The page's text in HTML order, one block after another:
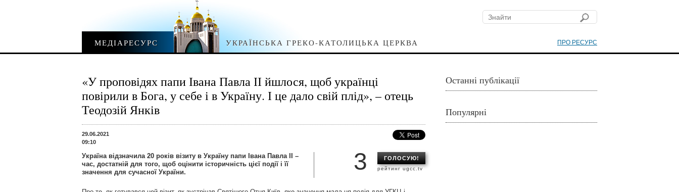
ПРО РЕСУРС
МЕДІАРЕСУРС УКРАЇНСЬКА ГРЕКО-КАТОЛИЦЬКА ЦЕРКВА
«У проповідях папи Івана Павла ІІ йшлося, щоб українці
повірили в Бога, у себе і в Україну. І це дало свій плід», – отець
Теодозій Янків
29.06.2021
09:10
ГОЛОСУЮ!
рейтинг ugcc.tv
3
Україна відзначила 20 років візиту в Україну папи Івана Павла ІІ –
час, достатній для того, щоб оцінити історичність цієї події і її
значення для сучасної України.
Останні публікації
Популярні